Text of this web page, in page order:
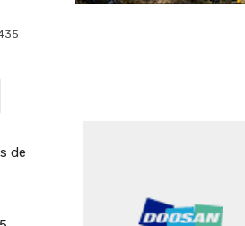
de